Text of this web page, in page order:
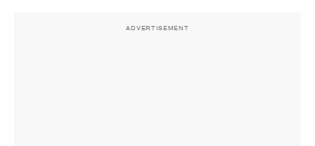
ADVERTISEMENT